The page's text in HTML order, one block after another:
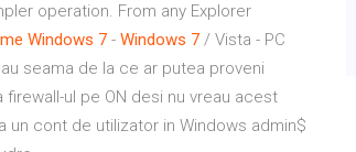
operation. From any Explorer
Windows 7 - Windows 7 / Vista - PC
seama de la ce ar putea proveni
ul pe ON desi nu vreau acest
cont de utilizator in Windows admin$